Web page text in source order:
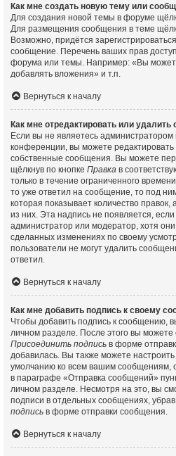
Как мне создать новую тему или
Для создания новой темы в форуме
Для размещения сообщения в теме
Возможно, придётся
сообщение. Перечень ваших прав
форума или темы. Например: «Вы
добавлять вложения» и т.п.
Вернуться к началу
Как мне отредактировать или удалить
Если вы не являетесь
конференции, вы можете редактировать
собственные сообщения. Вы можете
щёлкнув по кнопке Правка в
только в течение ограниченного
то уже ответил на сообщение, то под
которая показывает количество
из них. Эта надпись не появляется,
администратор или модератор, хотя
сделанных изменениях по своему
пользователи не могут удалить
ответил.
Вернуться к началу
Как мне добавить подпись к своему
Чтобы добавить подпись к сообщению,
личном разделе. После этого вы
Присоединить подпись в форме
добавилась. Вы также можете
умолчанию ко всем вашим сообщениям,
в параграфе «Отправка сообщений»
личном разделе. Несмотря на это, вы
подписи в отдельных сообщениях,
подпись в форме отправки сообщения.
Вернуться к началу